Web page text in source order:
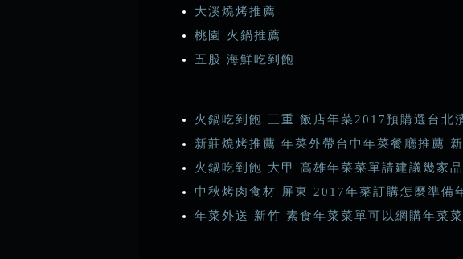
大溪燒烤推薦
桃園 火鍋推薦
五股 海鮮吃到飽
火鍋吃到飽 三重 飯店年菜2017預購選台北
新莊燒烤推薦 年菜外帶台中年菜餐廳推薦
火鍋吃到飽 大甲 高雄年菜菜單請建議幾家
中秋烤肉食材 屏東 2017年菜訂購怎麼準備
年菜外送 新竹 素食年菜菜單可以網購年菜